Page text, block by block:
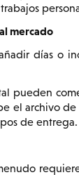
mercado
días o
pueden
el archivo
de entrega.